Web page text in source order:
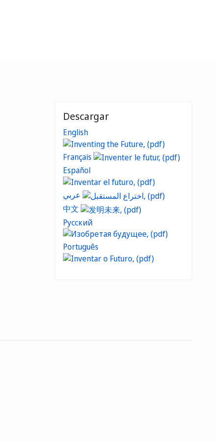
Descargar
English
Français
Español
中文
Русский
Português